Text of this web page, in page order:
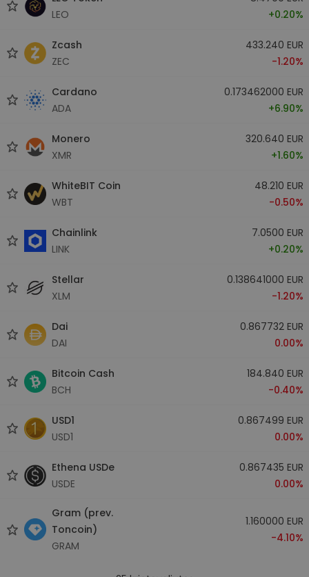
LEO
+0.20%
Zcash
ZEC
433.240 EUR
-1.20%
Cardano
ADA
0.173462000 EUR
+6.90%
Monero
XMR
320.640 EUR
+1.60%
WhiteBIT Coin
WBT
48.210 EUR
-0.50%
Chainlink
LINK
7.0500 EUR
+0.20%
Stellar
XLM
0.138641000 EUR
-1.20%
Dai
DAI
0.867732 EUR
0.00%
Bitcoin Cash
BCH
184.840 EUR
-0.40%
USD1
USD1
0.867499 EUR
0.00%
Ethena USDe
USDE
0.867435 EUR
0.00%
Gram (prev.
Toncoin)
GRAM
1.160000 EUR
-4.10%